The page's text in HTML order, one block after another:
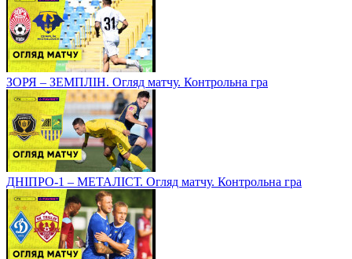
ЗОРЯ – ЗЕМПЛІН. Огляд матчу. Контрольна гра
ДНІПРО-1 – МЕТАЛІСТ. Огляд матчу. Контрольна гра